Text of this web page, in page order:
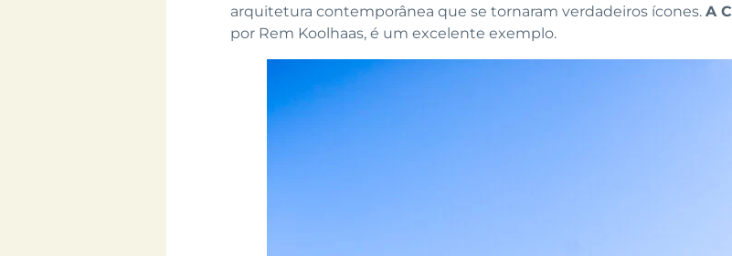
arquitetura contemporânea que se tornaram verdadeiros ícones. A
por Rem Koolhaas, é um excelente exemplo.